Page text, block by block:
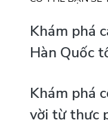
Khám phá
Hàn Quốc
Khám phá
vời từ thực